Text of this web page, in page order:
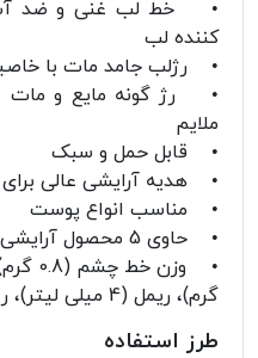
• خط لب غنی و ضد آب
کننده لب
• رژلب جامد مات با
• رژ گونه مایع و مات
ملایم
• قابل حمل و سبک
• هدیه آرایشی عالی
• مناسب انواع پوست
• حاوی 5 محصول آرایشی مینی سایز
گرم)، ریمل (4 میلی لیتر)، رژگونه (5 میلی لیتر)
طرز استفاده